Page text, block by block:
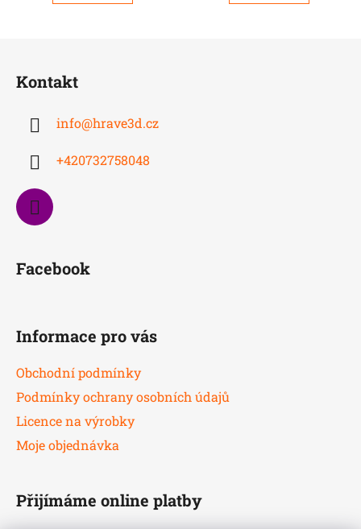
Kontakt
info@hrave3d.cz
+420732758048
Facebook
Informace pro vás
Obchodní podmínky
Podmínky ochrany osobních údajů
Licence na výrobky
Moje objednávka
Přijímáme online platby